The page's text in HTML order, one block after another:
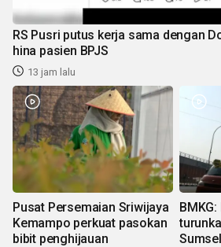
RS Pusri putus kerja sama dengan
hina pasien BPJS
13 jam lalu
Pusat Persemaian Sriwijaya
Kemampo perkuat pasokan
bibit penghijauan
Sumsel